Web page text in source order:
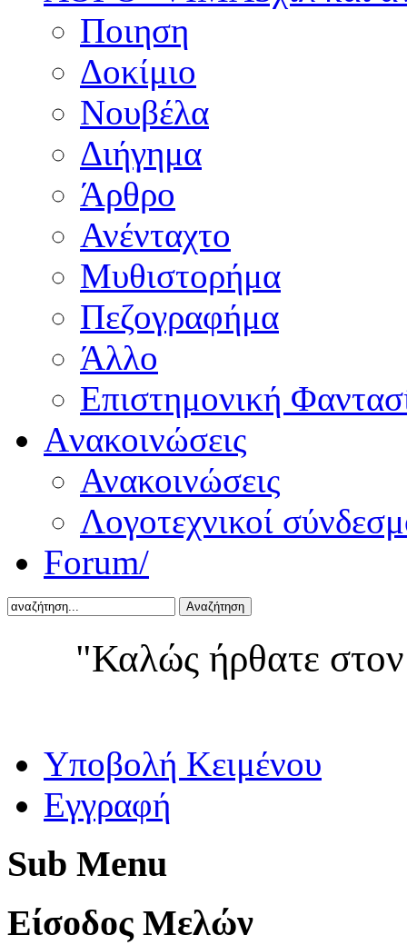
Ποιηση
Δοκίμιο
Νουβέλα
Διήγημα
Άρθρο
Ανένταχτο
Μυθιστορήμα
Πεζογραφήμα
Άλλο
Επιστημονική
Aνακοινώσεις
Ανακοινώσεις
Λογοτεχνικοί
Forum/
Αναζήτηση
"Καλώς ήρθατε
Yποβολή Κειμένου
Εγγραφή
Sub Menu
Eίσοδος Μελών